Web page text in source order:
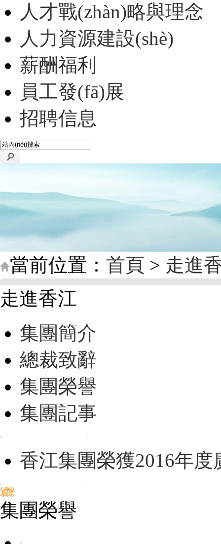
人才戰(zhàn)略與理念
人力資源建設(shè)
薪酬福利
員工發(fā)展
招聘信息
當前位置： 首頁 > 走進
走進香江
集團簡介
總裁致辭
集團榮譽
集團記事
香江集團榮獲2016年
集團榮譽